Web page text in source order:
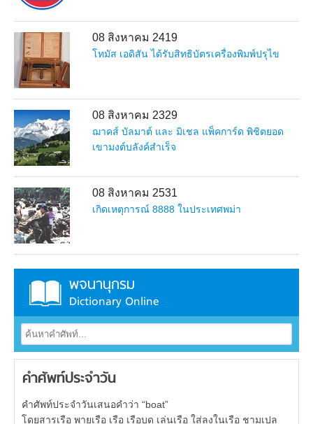
08 สิงหาคม 2419
โทมัส เอดิสัน ได้รับสิทธิบัตรเครื่องพิมพ์ปรุไข
08 สิงหาคม 2329
ฌาคส์ บัลมาต์ และ มิเชล แพ็คการ์ด พิชิตยอด
เขามงต์บลังค์สำเร็จ
08 สิงหาคม 2531
เกิดเหตุการณ์ 8888 ในประเทศพม่า
พจนานุกรม
Dictionary Online
คำศัพท์ประจำวัน
คำศัพท์ประจำวันเสนอคำว่า “boat”
โดยสารเรือ พายเรือ เรือ เรือบด เล่นเรือ ใส่ลงในเรือ ชามเปล